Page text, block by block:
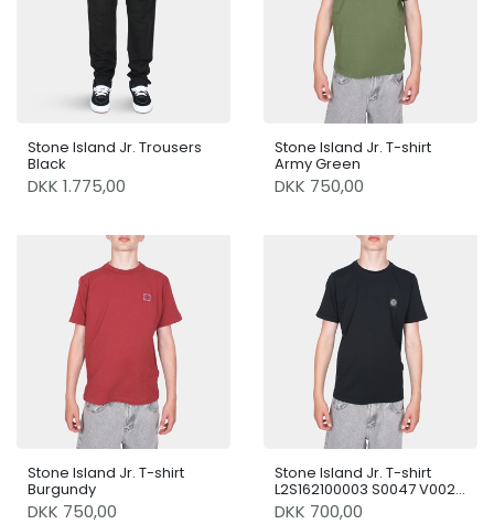
Stone Island Jr. Trousers
Black
DKK 1.775,00
Stone Island Jr. T-shirt
Army Green
DKK 750,00
Stone Island Jr. T-shirt
Burgundy
DKK 750,00
Stone Island Jr. T-shirt
L2S162100003 S0047 V0029
Black
DKK 700,00